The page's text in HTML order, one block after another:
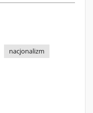
nacjonalizm